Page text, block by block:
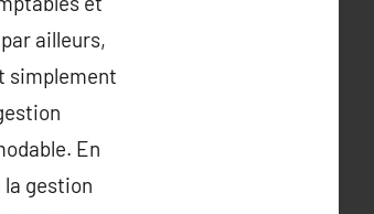
ailleurs,
simplement
En
gestion